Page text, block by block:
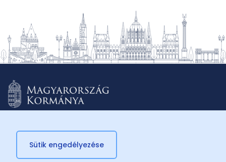
© 2026 Külügyminisztérium
Sütik engedélyezése